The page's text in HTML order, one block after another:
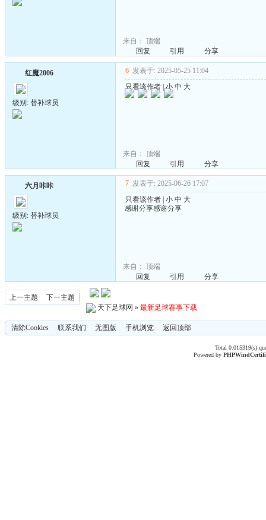
来自： 顶端
回复
引用 分享
红魔2006
级别: 替补球员
6 发表于: 2025-05-25 11:04
只看该作者 |小 中 大
来自： 顶端
回复
引用 分享
六月咔咔
级别: 替补球员
7 发表于: 2025-06-26 17:07
只看该作者 小 中 大
感谢分享感谢分享
来自： 顶端
回复
引用 分享
上一主题
下一主题
天下足球网 » 最新足球赛事下载
清除Cookies 联系我们 无图版 手机浏览 返回顶部
Total 0.015319(s)
Powered byPHPWind